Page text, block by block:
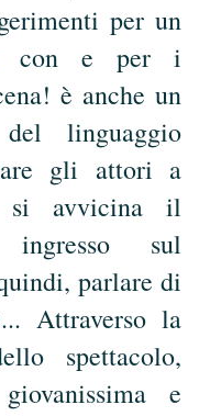
per un
con e per i
è anche un
linguaggio
gli attori a
si avvicina il
sul
parlare di
Attraverso la
spettacolo,
e